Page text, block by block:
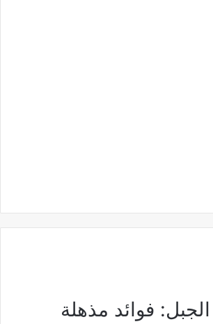
فوائد مذهلة